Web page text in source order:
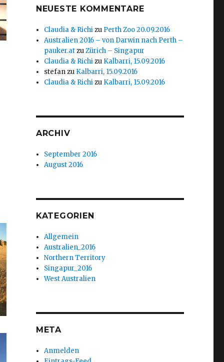
NEUESTE KOMMENTARE
Claudia & Richizu Perth Zoo 20.09.2016
Australien 2016 – von Darwin nach Perth –
pauker.atzuZürich – Singapur
Claudia & Richizu Kalbarri, 15.09.2016
stefanzu Kalbarri, 15.09.2016
Claudia & Richizu Kalbarri, 15.09.2016
ARCHIV
September 2016
August 2016
KATEGORIEN
Allgemein
Australien_2016
Northern Territory
Singapur_2016
West Australien
META
Anmelden